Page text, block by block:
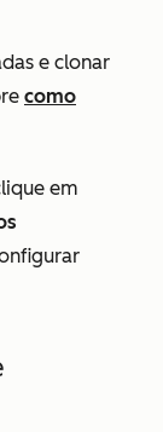
e clonar
como
em